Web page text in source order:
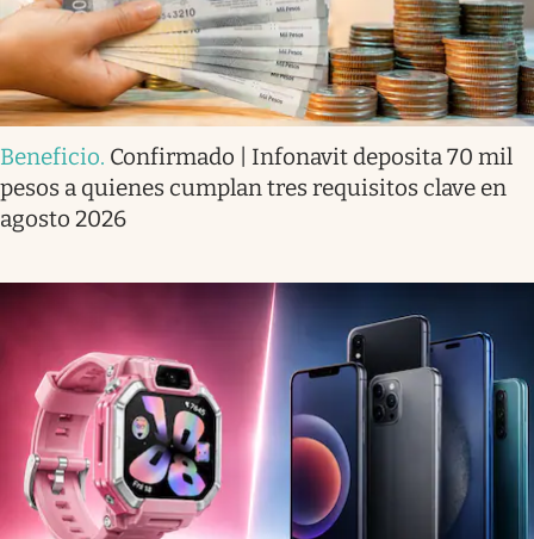
Beneficio. Confirmado | Infonavit deposita 70 mil
pesos a quienes cumplan tres requisitos clave en
agosto 2026